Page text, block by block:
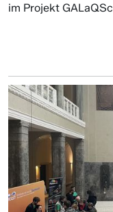
im Projekt